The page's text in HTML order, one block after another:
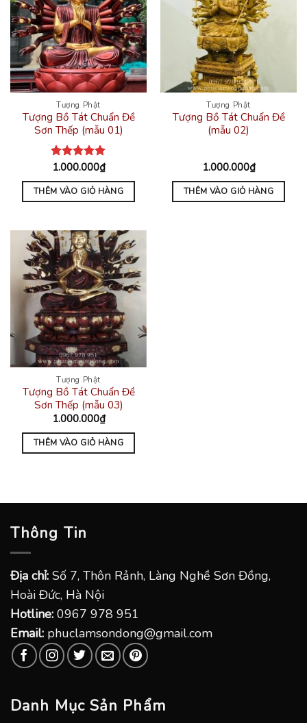
Tượng Phật
Tượng Bồ Tát Chuẩn Đề
Sơn Thếp (mẫu 01)
Được xếp
5 sao
1.000.000₫
THÊM VÀO GIỎ HÀNG
Tượng Phật
Tượng Bồ Tát Chuẩn Đề
(mẫu 02)
1.000.000₫
THÊM VÀO GIỎ HÀNG
Tượng Phật
Tượng Bồ Tát Chuẩn Đề
Sơn Thếp (mẫu 03)
1.000.000₫
THÊM VÀO GIỎ HÀNG
Thông Tin
Địa chỉ: Số 7, Thôn Rảnh, Làng Nghề Sơn Đồng,
Hoài Đức, Hà Nội
Hotline: 0967 978 951
Email: phuclamsondong@gmail.com
Danh Mục Sản Phẩm